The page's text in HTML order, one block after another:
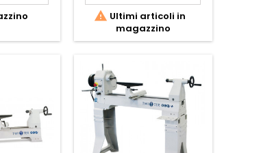
 Ultimi articoli in
magazzino